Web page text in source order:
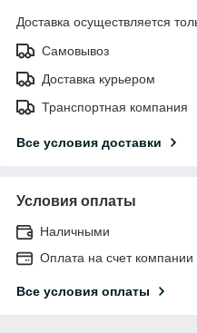
Доставка осуществляется
Самовывоз
Доставка курьером
Транспортная компания
Все условия доставки
Условия оплаты
Наличными
Оплата на счет
Все условия оплаты